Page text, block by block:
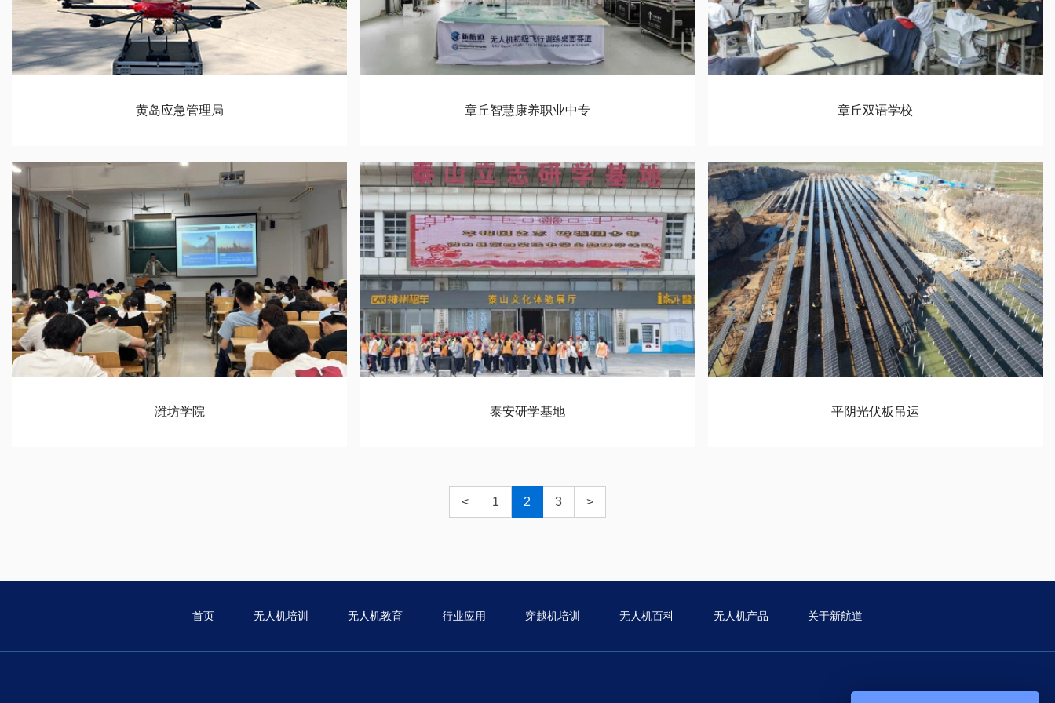
黄岛应急管理局 章丘智慧康养职业中专 章丘双语学校
潍坊学院 泰安研学基地 平阴光伏板吊运
< 1 2 3 >
首页 无人机培训 无人机教育 行业应用 穿越机培训 无人机百科 无人机产品 关于新航道